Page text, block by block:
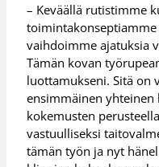
– Keväällä rutistimme
vaihdoimme ajatuksia
Tämän kovan
luottamukseni. Sitä on
ensimmäinen yhteinen
kokemusten
vastuulliseksi
tämän työn ja nyt